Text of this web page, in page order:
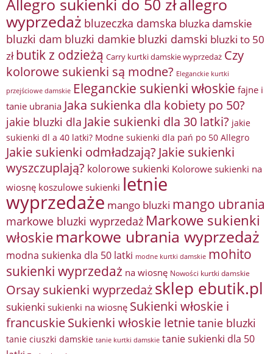
allegro
wyprzedaż bluzeczka damska bluzka damskie
bluzki dam bluzki damkie bluzki damski bluzki to 50
zł butik z odzieżą Carry kurtki damskie wyprzedaż Czy
kolorowe sukienki są modne? Eleganckie kurtki
przejściowe damskie Eleganckie sukienki włoskie fajne i
tanie ubrania Jaka sukienka dla kobiety po 50?
jakie bluzki dla Jakie sukienki dla 30 latki? jakie
sukienki dl a 40 latki? Modne sukienki dla pań po 50 Allegro
Jakie sukienki odmładzają? Jakie sukienki
wyszczuplają? kolorowe sukienki Kolorowe sukienki na
wiosnę koszulowe sukienki letnie
wyprzedaże mango bluzki mango ubrania
markowe bluzki wyprzedaż Markowe sukienki
włoskie markowe ubrania wyprzedaż
modna sukienka dla 50 latki modne kurtki damskie mohito
sukienki wyprzedaż na wiosnę Nowości kurtki damskie
Orsay sukienki wyprzedażsklep ebutik.pl
sukienki sukienki na wiosnę Sukienki włoskie i
francuskieSukienki włoskie letnietanie bluzki
tanie ciuszki damskie tanie kurtki damskie tanie sukienki dla 50